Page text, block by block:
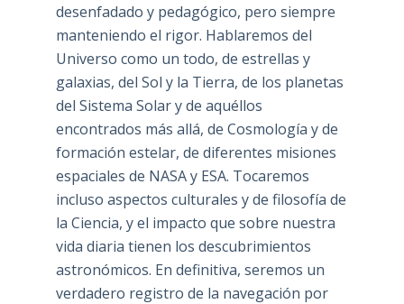
desenfadado y pedagógico, pero siempre
manteniendo el rigor. Hablaremos del
Universo como un todo, de estrellas y
galaxias, del Sol y la Tierra, de los planetas
del Sistema Solar y de aquéllos
encontrados más allá, de Cosmología y de
formación estelar, de diferentes misiones
espaciales de NASA y ESA. Tocaremos
incluso aspectos culturales y de filosofía de
la Ciencia, y el impacto que sobre nuestra
vida diaria tienen los descubrimientos
astronómicos. En definitiva, seremos un
verdadero registro de la navegación por